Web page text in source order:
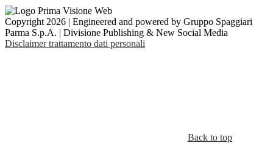
Copyright 2026 | Engineered and powered by Gruppo Spaggiari
Parma S.p.A. | Divisione Publishing & New Social Media
Disclaimer trattamento dati personali
Back to top